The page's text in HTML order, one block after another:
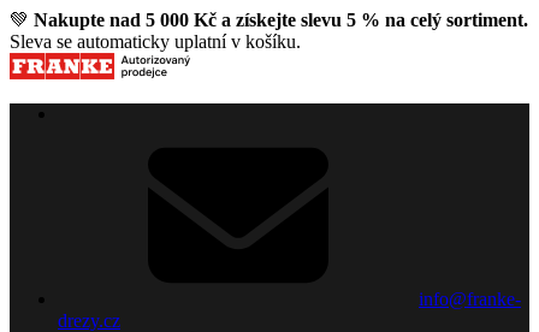
💚 Nakupte nad 5 000 Kč a získejte slevu 5 % na celý sortiment.
Sleva se automaticky uplatní v košíku.
info@franke-
drezy.cz